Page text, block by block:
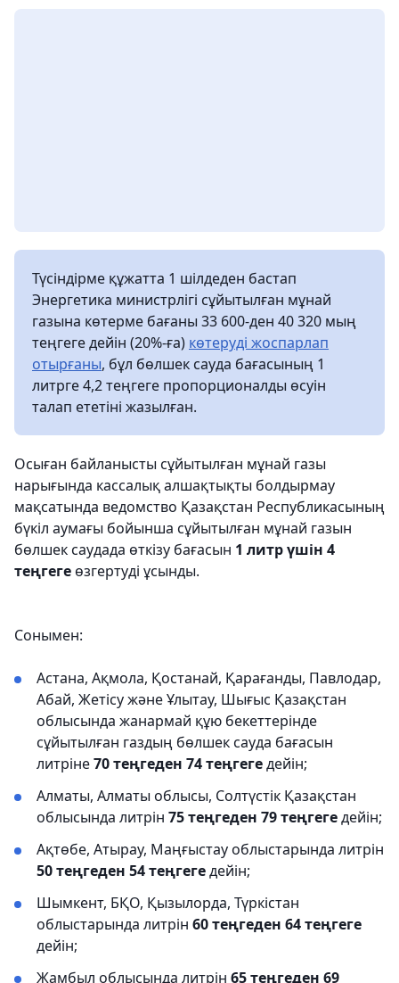
Түсіндірме құжатта 1 шілдеден бастап
Энергетика министрлігі сұйытылған мұнай
газына көтерме бағаны 33 600-ден 40 320 мың
теңгеге дейін (20%-ға) көтеруді жоспарлап
отырғаны, бұл бөлшек сауда бағасының 1
литрге 4,2 теңгеге пропорционалды өсуін
талап ететіні жазылған.
Осыған байланысты сұйытылған мұнай газы
нарығында кассалық алшақтықты болдырмау
мақсатында ведомство Қазақстан Республикасының
бүкіл аумағы бойынша сұйытылған мұнай газын
бөлшек саудада өткізу бағасын 1 литр үшін 4
теңгегеөзгертуді ұсынды.
Сонымен:
Астана, Ақмола, Қостанай, Қарағанды, Павлодар,
Абай, Жетісу және Ұлытау, Шығыс Қазақстан
облысында жанармай құю бекеттерінде
сұйытылған газдың бөлшек сауда бағасын
литріне70 теңгеден 74 теңгегедейін;
Алматы, Алматы облысы, Солтүстік Қазақстан
облысында литрін 75 теңгеден 79 теңгегедейін;
Ақтөбе, Атырау, Маңғыстау облыстарында литрін
50 теңгеден 54 теңгегедейін;
Шымкент, БҚО, Қызылорда, Түркістан
облыстарында литрін 60 теңгеден 64 теңгеге
дейін;
Жамбыл облысында литрін 65 теңгеден 69